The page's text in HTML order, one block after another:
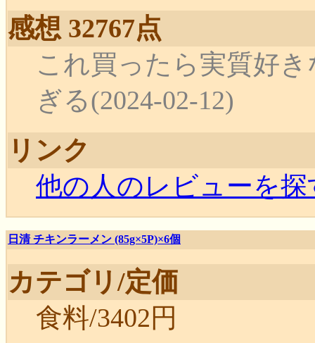
感想 32767点
これ買ったら実質好
ぎる(2024-02-12)
リンク
他の人のレビューを探
日清 チキンラーメン (85g×5P)×6個
カテゴリ/定価
食料/3402円